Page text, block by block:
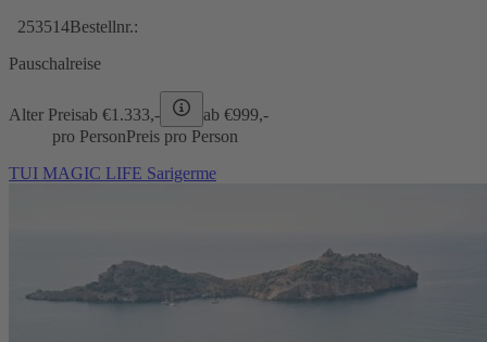
253514Bestellnr.:
Pauschalreise
Alter Preisab €1.333,- ab €999,-
pro PersonPreis pro Person
TUI MAGIC LIFE Sarigerme